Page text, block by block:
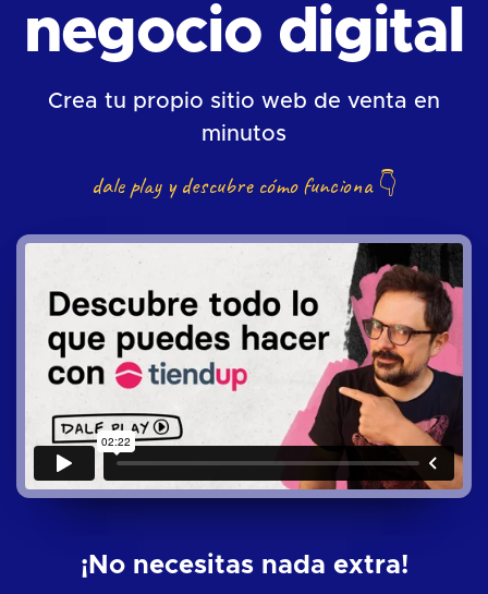
negocio digital
Crea tu propio sitio web de venta en
minutos
dale play y descubre cómo funciona 👇
¡No necesitas nada extra!